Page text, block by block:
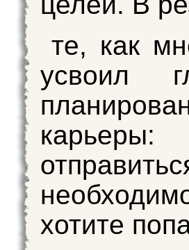
те, как
усвоил
хотите